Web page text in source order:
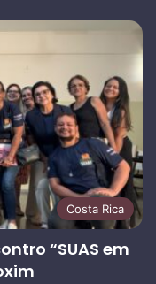
Costa Rica
“SUAS em